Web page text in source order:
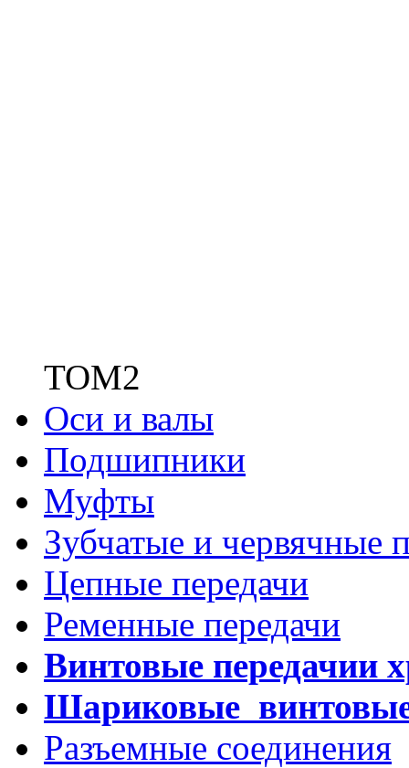
ТОМ2
Оси и валы
Подшипники
Муфты
Зубчатые и червячные
Цепные передачи
Ременные передачи
Винтовые передачии
Шариковые
Разъемные соединения